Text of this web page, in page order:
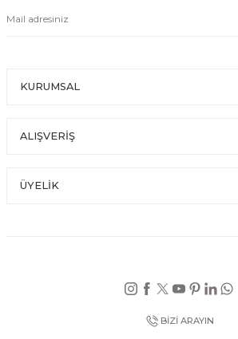
KURUMSAL
ALIŞVERİŞ
ÜYELİK
BİZİ ARAYIN